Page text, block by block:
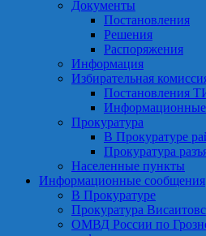
Документы
Постановления
Решения
Распоряжения
Информация
Избирательная
Постановления
Прокуратура
В Прокуратуре
Прокуратура
Населенные пункты
Информационные сообщения
В Прокуратуре
Прокуратура
ОМВД России по